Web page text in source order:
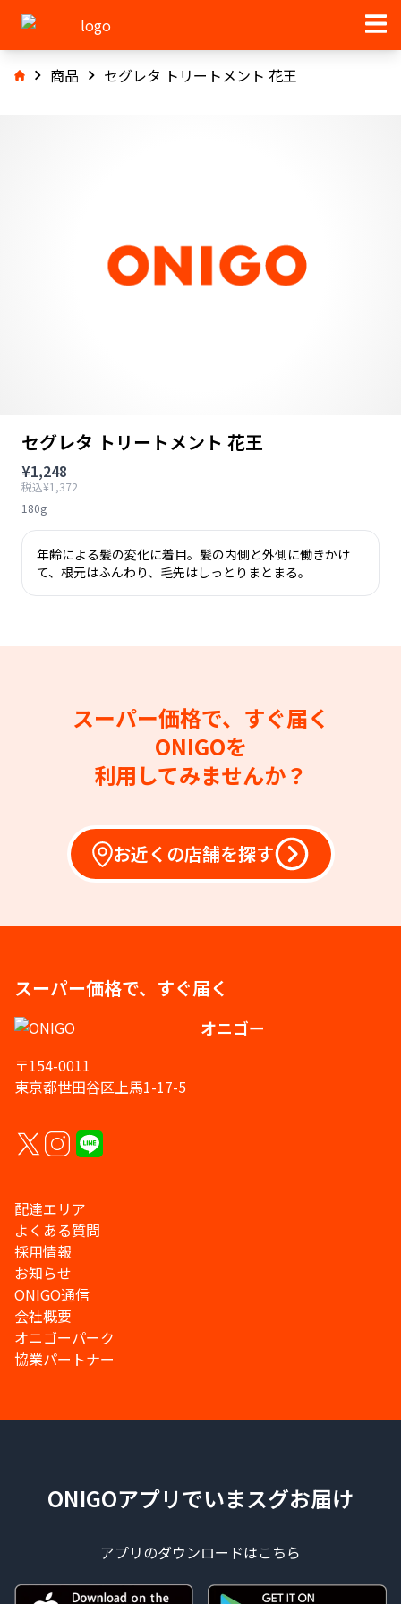
商品 セグレタ トリートメント 花王
セグレタ トリートメント 花王
¥1,248
税込¥1,372
180g
年齢による髪の変化に着目。髪の内側と外側に働きかけ
て、根元はふんわり、毛先はしっとりまとまる。
スーパー価格で、すぐ届く
ONIGOを
利用してみませんか？
お近くの店舗を探す
スーパー価格で、すぐ届く
オニゴー
〒154-0011
東京都世田谷区上馬1-17-5
配達エリア
よくある質問
採用情報
お知らせ
ONIGO通信
会社概要
オニゴーパーク
協業パートナー
ONIGOアプリでいまスグお届け
アプリのダウンロードはこちら